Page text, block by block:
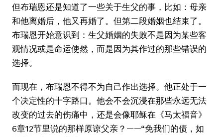
但布瑞恩还是知道了一些关于生父的事，比如：母亲
和他离婚后，他又再婚了。但第二段婚姻也结束了。
布瑞恩开始意识到：生父婚姻的失败不是因为某些客
观情况或是命运使然，而是因为其作过的那些错误的
选择。
而现在，布瑞恩不得不为自己作出选择。他正处于一
个决定性的十字路口。他会不会沉浸在那些永远无法
改变的过去的伤痛中，还是会像耶稣在《马太福音》
6章12节里说的那样原谅父亲？——“免我们的债，如